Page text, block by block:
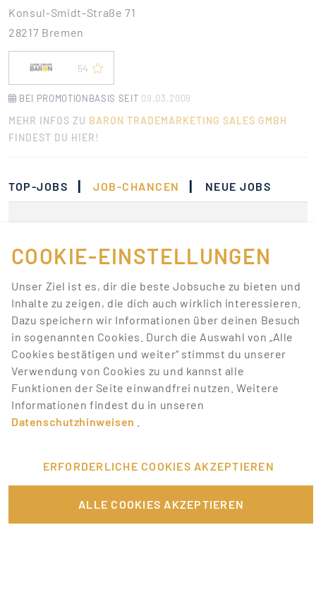
Konsul-Smidt-Straße 71
28217 Bremen
54
BEI PROMOTIONBASIS SEIT 09.03.2009
MEHR INFOS ZU BARON TRADEMARKETING SALES GMBH
FINDEST DU HIER!
TOP-JOBS | JOB-CHANCEN | NEUE JOBS
Jobs, die deinen
Suchkriterien
entsprechen.
Lass dich über neue Job-Chancen zu deiner Suche
mit Job-Alerts automatisch informieren!
JOB-ALERT ERSTELLEN
COOKIE-EINSTELLUNGEN
Unser Ziel ist es, dir die beste Jobsuche zu bieten und
Inhalte zu zeigen, die dich auch wirklich interessieren.
Dazu speichern wir Informationen über deinen Besuch
in sogenannten Cookies. Durch die Auswahl von „Alle
Cookies bestätigen und weiter“ stimmst du unserer
Verwendung von Cookies zu und kannst alle
Funktionen der Seite einwandfrei nutzen. Weitere
Informationen findest du in unseren
Datenschutzhinweisen
ERFORDERLICHE COOKIES AKZEPTIEREN
ALLE COOKIES AKZEPTIEREN